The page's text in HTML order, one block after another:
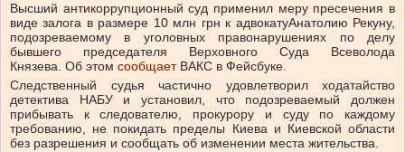
Высший антикоррупционный суд применил меру пресечения в
виде залога в размере 10 млн грн к адвокатуАнатолию Рекуну,
подозреваемому в уголовных правонарушениях по делу
бывшего председателя Верховного Суда Всеволода
Князева. Об этом сообщаетВАКС в Фейсбуке.
Следственный судья частично удовлетворил ходатайство
детектива НАБУ и установил, что подозреваемый должен
прибывать к следователю, прокурору и суду по каждому
требованию, не покидать пределы Киева и Киевской области
без разрешения и сообщать об изменении места жительства.